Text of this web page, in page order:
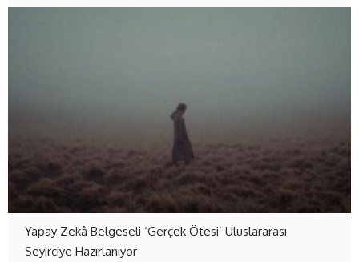
Yapay Zekâ Belgeseli ‘Gerçek Ötesi’ Uluslararası
Seyirciye Hazırlanıyor